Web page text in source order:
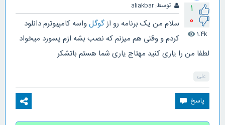
1
0
1.4k
visibility
توسط: aliakbar
سلام من یک برنامه رو ازگوگلواسه کامپیوترم دانلود
کردم و وقتی هم میزنم که نصب بشه ازم پسورد میخواد
لطفا من را یاری کنید مهتاج یاری شما هستم باتشکر
علی